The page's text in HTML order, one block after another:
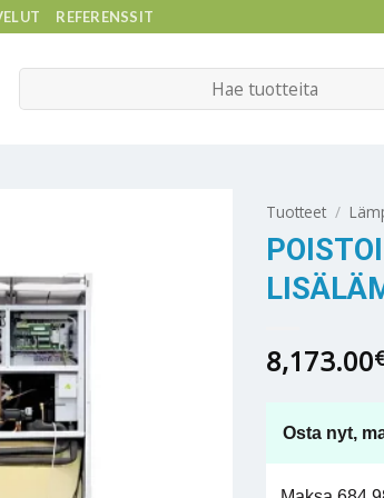
REFERENSSIT
Tuotteet /
8,173.00
Osta nyt,